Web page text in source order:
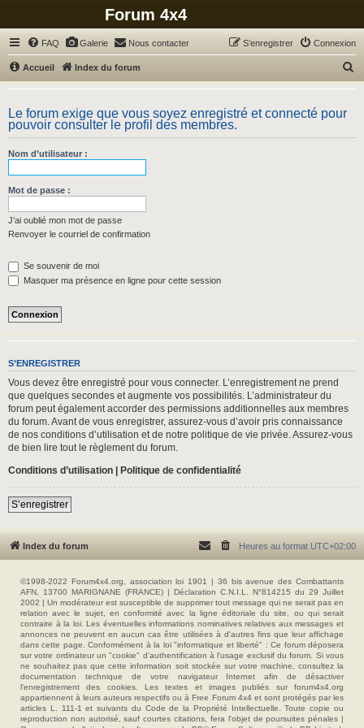
Forum 4x4
FAQ Galerie Nous contacter Connexion
S’enregistrer
Accueil Index du forum
Le forum exige que vous soyez enregistré et connecté pour
pouvoir consulter le profil des membres.
Nom d’utilisateur :
Mot de passe :
J’ai oublié mon mot de passe
Renvoyer le courriel de confirmation
Se souvenir de moi
Masquer ma présence en ligne pour cette session
S’ENREGISTRER
Vous devez être enregistré pour vous connecter. L’enregistrement ne prend
que quelques secondes et augmente vos possibilités. L’administrateur du
forum peut également accorder des permissions additionnelles aux membres
du forum. Avant de vous enregistrer, assurez-vous d’avoir pris connaissance
de nos conditions d’utilisation et de notre politique de vie privée. Assurez-vous
de bien lire tout le règlement du forum.
Conditions d’utilisation | Politique de confidentialité
S’enregistrer
Index du forum Heures au format UTC+02:00
©1998-2022 Forum4x4.org, association loi 1901 | 36 bis avenue des Combattants
AFN, 13700 MARIGNANE (FRANCE) | Déclaration C.N.I.L. N°814215 du 29 Juillet
2002 | Un modérateur est susceptible de supprimer tout message qui ne serait pas en
relation avec le sujet, en conformité avec la ligne éditoriale du site, ou qui serait
contraire à la loi. Les éventuelles informations nominatives relatives aux messages et
annonces ne peuvent en aucun cas être utilisées à d'autres fins que leur affichage
dans cette page. Conformément à la loi "informatique et liberté" : Ce forum déposera
sur votre ordinateur un "cookie" d’authentification à l'usage exclusif du forum. Si vous
ne souhaitez pas que cette information soit stockée sur votre machine, consultez la
documentation technique de votre navigateur Internet afin de désactiver
l'enregistrement des cookies. Les textes et images publiés sur forum4x4.org
appartiennent à leurs auteurs respectifs ou à Free Forum 4x4 et sont protégés par les
articles L. 111-1 et suivants du Code de la Propriété Intellectuelle. Toute copie ou
reproduction non autorisé, sauf courtes citations, fera l'objet de poursuites pénales |